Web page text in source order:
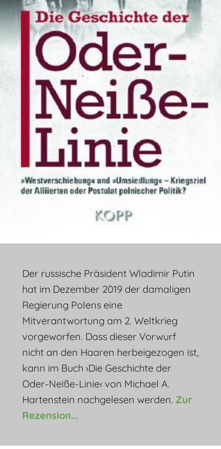
Der russische Präsident Wladimir Putin
hat im Dezember 2019 der damaligen
Regierung Polens eine
Mitverantwortung am 2. Weltkrieg
vorgeworfen. Dass dieser Vorwurf
nicht an den Haaren herbeigezogen ist,
kann im Buch ›Die Geschichte der
Oder-Neiße-Linie‹ von Michael A.
Hartenstein nachgelesen werden. Zur
Rezension...